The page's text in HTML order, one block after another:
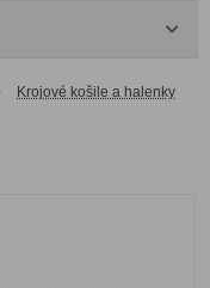
Krojové košile a halenky